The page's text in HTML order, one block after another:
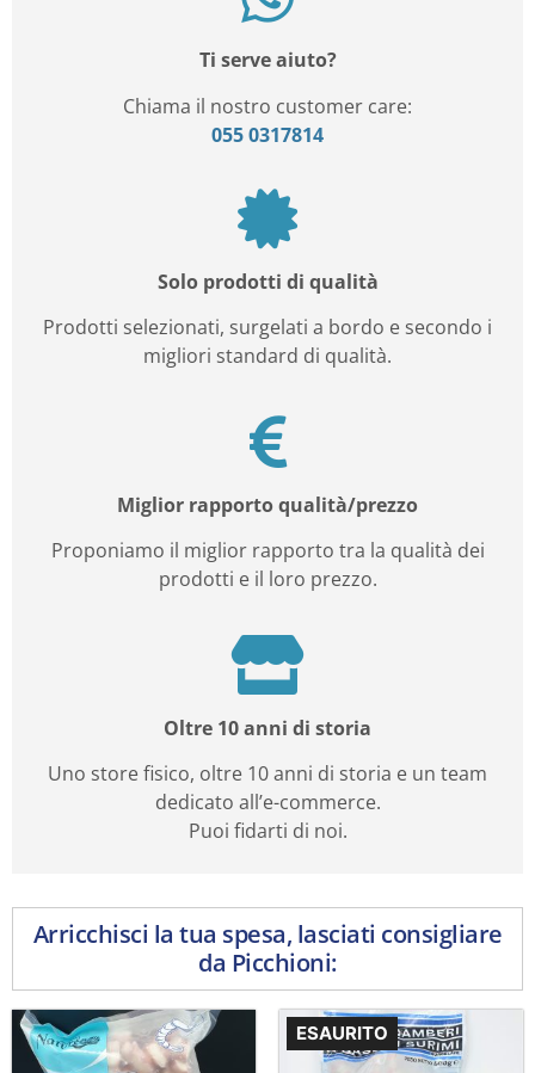
Ti serve aiuto?
Chiama il nostro customer care:
055 0317814
Solo prodotti di qualità
Prodotti selezionati, surgelati a bordo e secondo i
migliori standard di qualità.
Miglior rapporto qualità/prezzo
Proponiamo il miglior rapporto tra la qualità dei
prodotti e il loro prezzo.
Oltre 10 anni di storia
Uno store fisico, oltre 10 anni di storia e un team
dedicato all’e-commerce.
Puoi fidarti di noi.
Arricchisci la tua spesa, lasciati consigliare
da Picchioni:
ESAURITO